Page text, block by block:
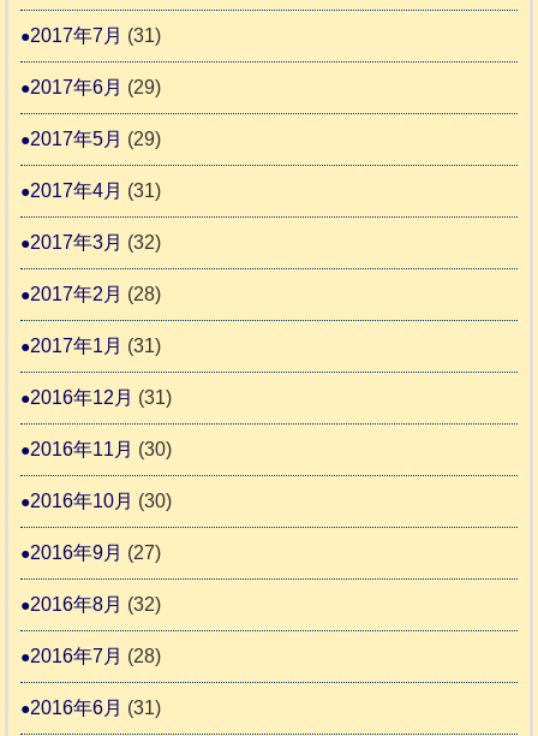
2017年7月 (31)
2017年6月 (29)
2017年5月 (29)
2017年4月 (31)
2017年3月 (32)
2017年2月 (28)
2017年1月 (31)
2016年12月 (31)
2016年11月 (30)
2016年10月 (30)
2016年9月 (27)
2016年8月 (32)
2016年7月 (28)
2016年6月 (31)